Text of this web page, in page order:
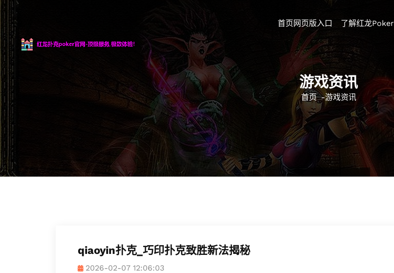
首页网页版入口 了解红龙poker
游戏资讯
首页 -游戏资讯
qiaoyin扑克_巧印扑克致胜新法揭秘
2026-02-07 12:06:03